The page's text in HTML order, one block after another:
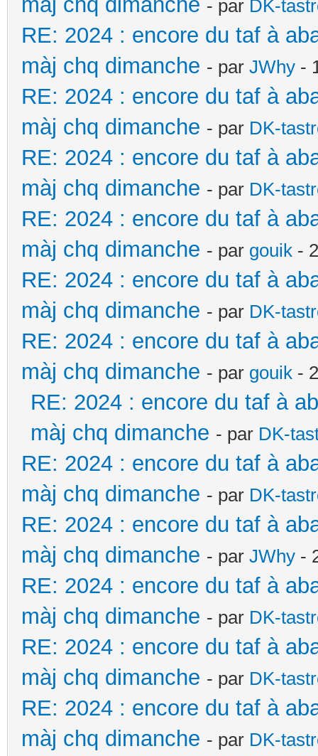
- par DK-
RE: 2024 : encore du taf à
màj chq dimanche - par JWhy -
RE: 2024 : encore du taf à
màj chq dimanche - par DK-
RE: 2024 : encore du taf à
màj chq dimanche - par DK-
RE: 2024 : encore du taf à
màj chq dimanche - par gouik -
RE: 2024 : encore du taf à
màj chq dimanche - par DK-
RE: 2024 : encore du taf à
màj chq dimanche - par gouik -
RE: 2024 : encore du taf à
màj chq dimanche - par DK-
RE: 2024 : encore du taf à
màj chq dimanche - par DK-
RE: 2024 : encore du taf à
màj chq dimanche - par JWhy -
RE: 2024 : encore du taf à
màj chq dimanche - par DK-
RE: 2024 : encore du taf à
màj chq dimanche - par DK-
RE: 2024 : encore du taf à
màj chq dimanche - par DK-